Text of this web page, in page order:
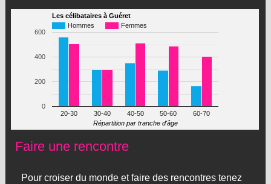
Les célibataires à Guéret
Hommes
Femmes
20-30 30-40 40-50 50-60 60-70
0
200
400
600
Répartition par tranche d'âge
Faire une rencontre
Pour croiser du monde et faire des rencontres tenez